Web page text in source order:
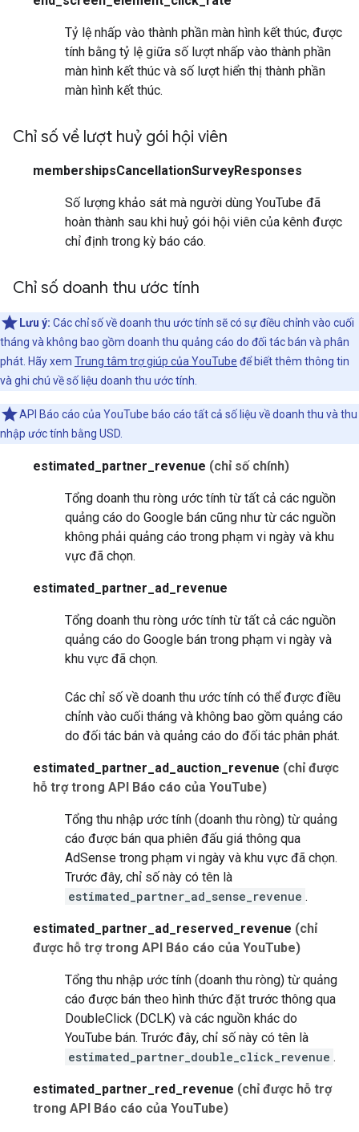
Tỷ lệ nhấp vào thành phần màn hình kết thúc, được
tính bằng tỷ lệ giữa số lượt nhấp vào thành phần
màn hình kết thúc và số lượt hiển thị thành phần
màn hình kết thúc.
Chỉ số về lượt huỷ gói hội viên
membershipsCancellationSurveyResponses
Số lượng khảo sát mà người dùng YouTube đã
hoàn thành sau khi huỷ gói hội viên của kênh được
chỉ định trong kỳ báo cáo.
Chỉ số doanh thu ước tính
Lưu ý: Các chỉ số về doanh thu ước tính sẽ có sự điều chỉnh vào cuối
tháng và không bao gồm doanh thu quảng cáo do đối tác bán và phân
phát. Hãy xem Trung tâm trợ giúp của YouTube để biết thêm thông tin
và ghi chú về số liệu doanh thu ước tính.
API Báo cáo của YouTube báo cáo tất cả số liệu về doanh thu và thu
nhập ước tính bằng USD.
estimated_partner_revenue (chỉ số chính)
Tổng doanh thu ròng ước tính từ tất cả các nguồn
quảng cáo do Google bán cũng như từ các nguồn
không phải quảng cáo trong phạm vi ngày và khu
vực đã chọn.
estimated_partner_ad_revenue
Tổng doanh thu ròng ước tính từ tất cả các nguồn
quảng cáo do Google bán trong phạm vi ngày và
khu vực đã chọn.
Các chỉ số về doanh thu ước tính có thể được điều
chỉnh vào cuối tháng và không bao gồm quảng cáo
do đối tác bán và quảng cáo do đối tác phân phát.
estimated_partner_ad_auction_revenue (chỉ được
hỗ trợ trong API Báo cáo của YouTube)
Tổng thu nhập ước tính (doanh thu ròng) từ quảng
cáo được bán qua phiên đấu giá thông qua
AdSense trong phạm vi ngày và khu vực đã chọn.
Trước đây, chỉ số này có tên là
estimated_partner_ad_sense_revenue .
estimated_partner_ad_reserved_revenue (chỉ
được hỗ trợ trong API Báo cáo của YouTube)
Tổng thu nhập ước tính (doanh thu ròng) từ quảng
cáo được bán theo hình thức đặt trước thông qua
DoubleClick (DCLK) và các nguồn khác do
YouTube bán. Trước đây, chỉ số này có tên là
estimated_partner_double_click_revenue .
estimated_partner_red_revenue (chỉ được hỗ trợ
trong API Báo cáo của YouTube)